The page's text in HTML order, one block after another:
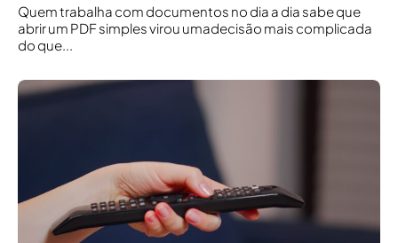
Quem trabalha com documentos no dia a dia sabe que
abrir um PDF simples virou umadecisão mais complicada
do que...